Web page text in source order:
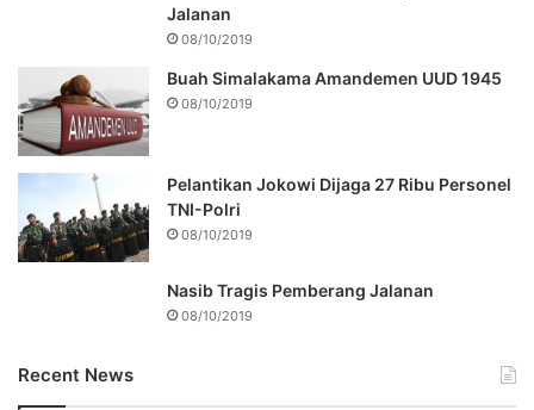
Jalanan
08/10/2019
Buah Simalakama Amandemen UUD 1945
08/10/2019
Pelantikan Jokowi Dijaga 27 Ribu Personel
TNI-Polri
08/10/2019
Nasib Tragis Pemberang Jalanan
08/10/2019
Recent News